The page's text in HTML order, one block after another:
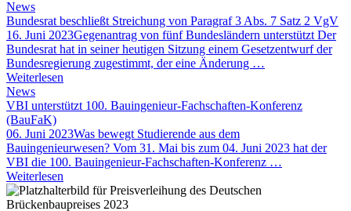
News
Bundesrat beschließt Streichung von Paragraf 3 Abs. 7 Satz 2 VgV
16. Juni 2023Gegenantrag von fünf Bundesländern unterstützt Der
Bundesrat hat in seiner heutigen Sitzung einem Gesetzentwurf der
Bundesregierung zugestimmt, der eine Änderung …
Weiterlesen
News
VBI unterstützt 100. Bauingenieur-Fachschaften-Konferenz
(BauFaK)
06. Juni 2023Was bewegt Studierende aus dem
Bauingenieurwesen? Vom 31. Mai bis zum 04. Juni 2023 hat der
VBI die 100. Bauingenieur-Fachschaften-Konferenz …
Weiterlesen